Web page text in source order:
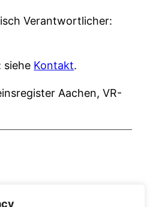
Verantwortlicher:
siehe Kontakt.
Aachen, VR-